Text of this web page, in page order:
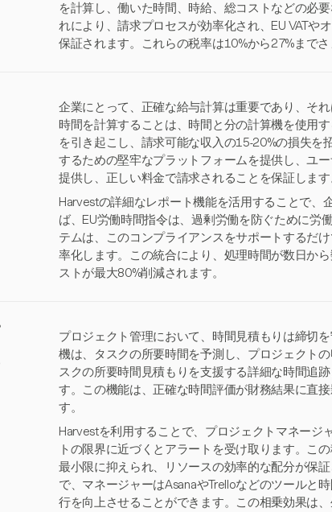
を計算し、働いた時間、時給、総コストなどの必
れにより、請求プロセスが効率化され、EU VATや
保証されます。これらの税率は10%から27%までさ
企業にとって、正確な給与計算は重要であり、そ
時間を計算することは、時間と分の計算機を使用
を引き起こし、請求可能な収入の15-20%の損失
するための堅牢なプラットフォームを提供し、ユ
提供し、正しい料金で請求されることを保証します
Harvestの詳細なレポート機能を活用することで、
ば、EU労働時間指令は、過剰労働を防ぐために労
テムは、このコンプライアンスをサポートするだ
率化します。この統合により、処理時間が数日か
ストが最大80%削減されます。
プロジェクト管理において、時間見積もりは締切
機は、タスクの所要時間を予測し、プロジェクト
スクの所要時間見積もりを支援する詳細な時間追
す。この機能は、正確な時間評価が財務結果に直
す。
Harvestを利用することで、プロジェクトマネー
トの限界に近づくとアラートを受け取ります。こ
最小限に抑えられ、リソースの効率的な配分が保
で、マネージャーはAsanaやTrelloなどのツールと
行を向上させることができます。この相乗効果は